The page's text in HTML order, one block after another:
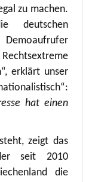
zu machen.
deutschen
erklärt unser
hat einen
zeigt das
seit 2010
die